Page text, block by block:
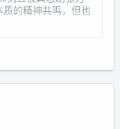
的精神共鸣，但也